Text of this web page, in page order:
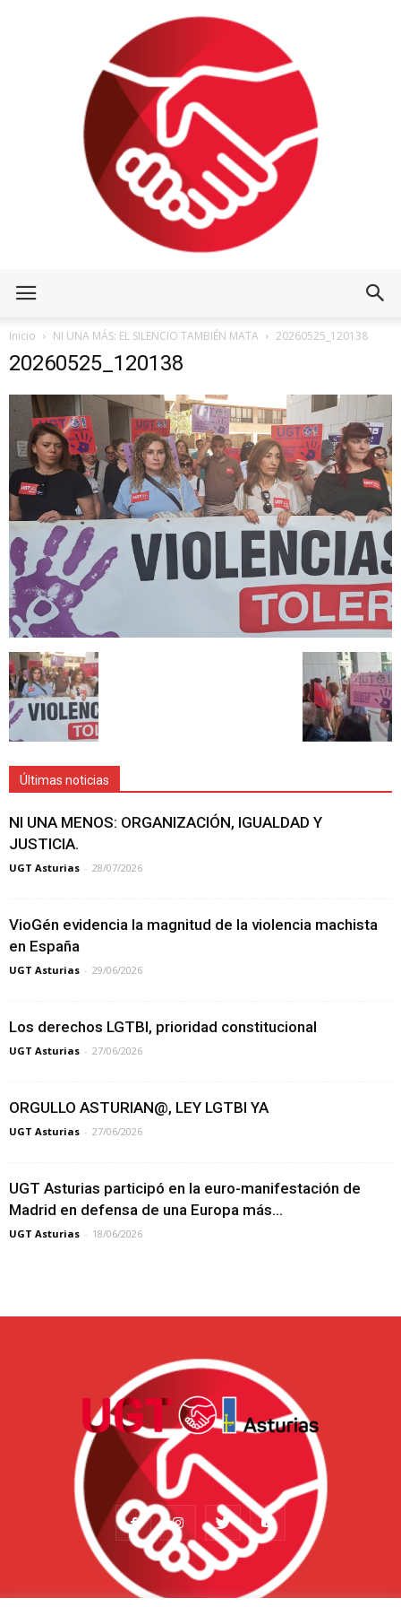
Inicio NI UNA MÁS: EL SILENCIO TAMBIÉN MATA 20260525_120138
20260525_120138
Últimas noticias
NI UNA MENOS: ORGANIZACIÓN, IGUALDAD Y
JUSTICIA.
UGT Asturias - 28/07/2026
VioGén evidencia la magnitud de la violencia machista
en España
UGT Asturias - 29/06/2026
Los derechos LGTBI, prioridad constitucional
UGT Asturias - 27/06/2026
ORGULLO ASTURIAN@, LEY LGTBI YA
UGT Asturias - 27/06/2026
UGT Asturias participó en la euro-manifestación de
Madrid en defensa de una Europa más...
UGT Asturias - 18/06/2026